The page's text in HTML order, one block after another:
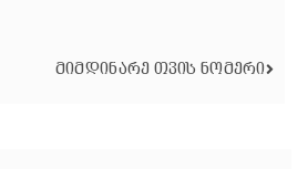
ᲛᲘᲛᲓᲘᲜᲐᲠᲔ ᲗᲕᲘᲡ ᲜᲝᲛᲔᲠᲘ